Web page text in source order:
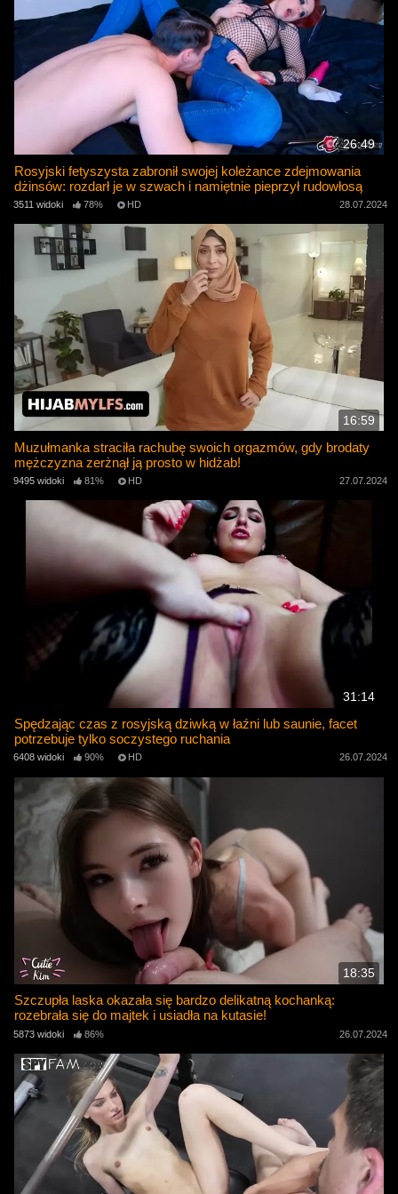
26:49
Rosyjski fetyszysta zabronił swojej koleżance zdejmowania
dżinsów: rozdarł je w szwach i namiętnie pieprzył rudowłosą
3511 widoki 78% HD 28.07.2024
16:59
Muzułmanka straciła rachubę swoich orgazmów, gdy brodaty
mężczyzna zerżnął ją prosto w hidżab!
9495 widoki 81% HD 27.07.2024
31:14
Spędzając czas z rosyjską dziwką w łaźni lub saunie, facet
potrzebuje tylko soczystego ruchania
6408 widoki 90% HD 26.07.2024
18:35
Szczupła laska okazała się bardzo delikatną kochanką:
rozebrała się do majtek i usiadła na kutasie!
5873 widoki 86% 26.07.2024